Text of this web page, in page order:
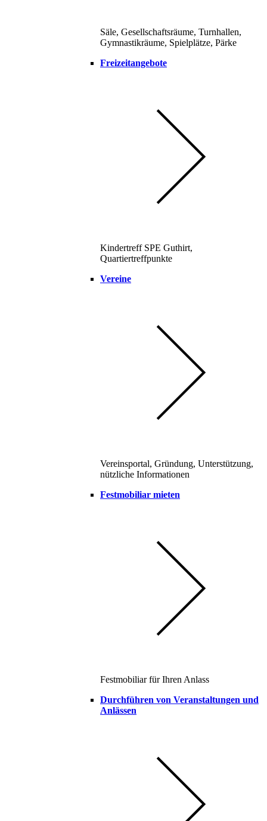
Säle, Gesellschaftsräume, Turnhallen,
Gymnastikräume, Spielplätze, Pärke
Freizeitangebote
Kindertreff SPE Guthirt,
Quartiertreffpunkte
Vereine
Vereinsportal, Gründung, Unterstützung,
nützliche Informationen
Festmobiliar mieten
Festmobiliar für Ihren Anlass
Durchführen von Veranstaltungen und
Anlässen